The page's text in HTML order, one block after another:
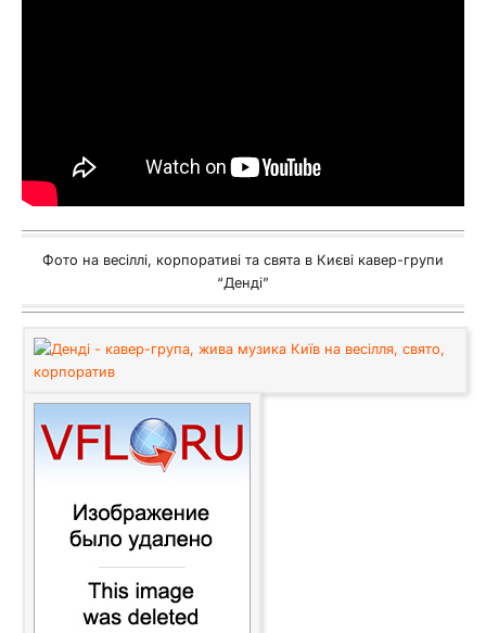
Фото на весіллі, корпоративі та свята в Києві кавер-групи
“Денді”